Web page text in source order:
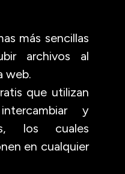
más sencillas
archivos al
web.
que utilizan
y
los cuales
en cualquier